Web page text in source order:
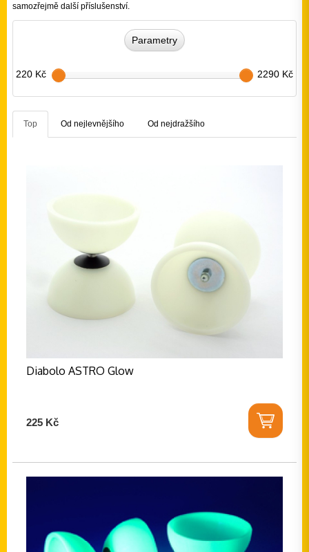
samozřejmě další příslušenství.
Parametry
220 Kč 2290 Kč
Top Od nejlevnějšího Od nejdražšího
Diabolo ASTRO Glow
225 Kč